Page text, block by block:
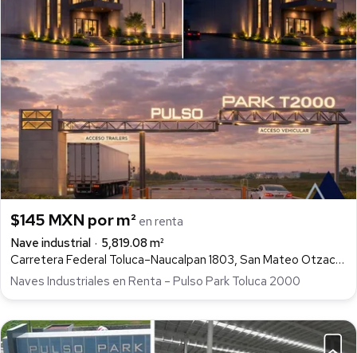
$145 MXN por m² en renta
Nave industrial
5,819.08 m²
Carretera Federal Toluca–Naucalpan 1803, San Mateo Otzacatipan, Toluca
Naves Industriales en Renta – Pulso Park Toluca 2000